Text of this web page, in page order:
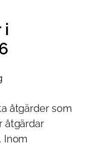
i
åtgärder som
åtgärdar
Inom